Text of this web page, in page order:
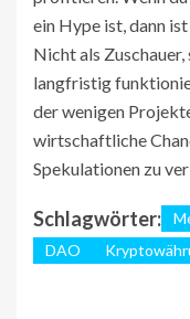
ein Hype ist, dann
Nicht als Zuschauer,
langfristig
der wenigen
wirtschaftliche
Spekulationen zu
Schlagwörter:
DAO